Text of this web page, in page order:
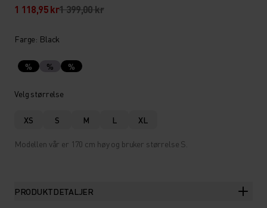
1 118,95 kr1 399,00 kr
Farge: Black
% % %
Velg størrelse
XS S M L XL
Modellen vår er 170 cm høy og bruker størrelse S.
PRODUKTDETALJER